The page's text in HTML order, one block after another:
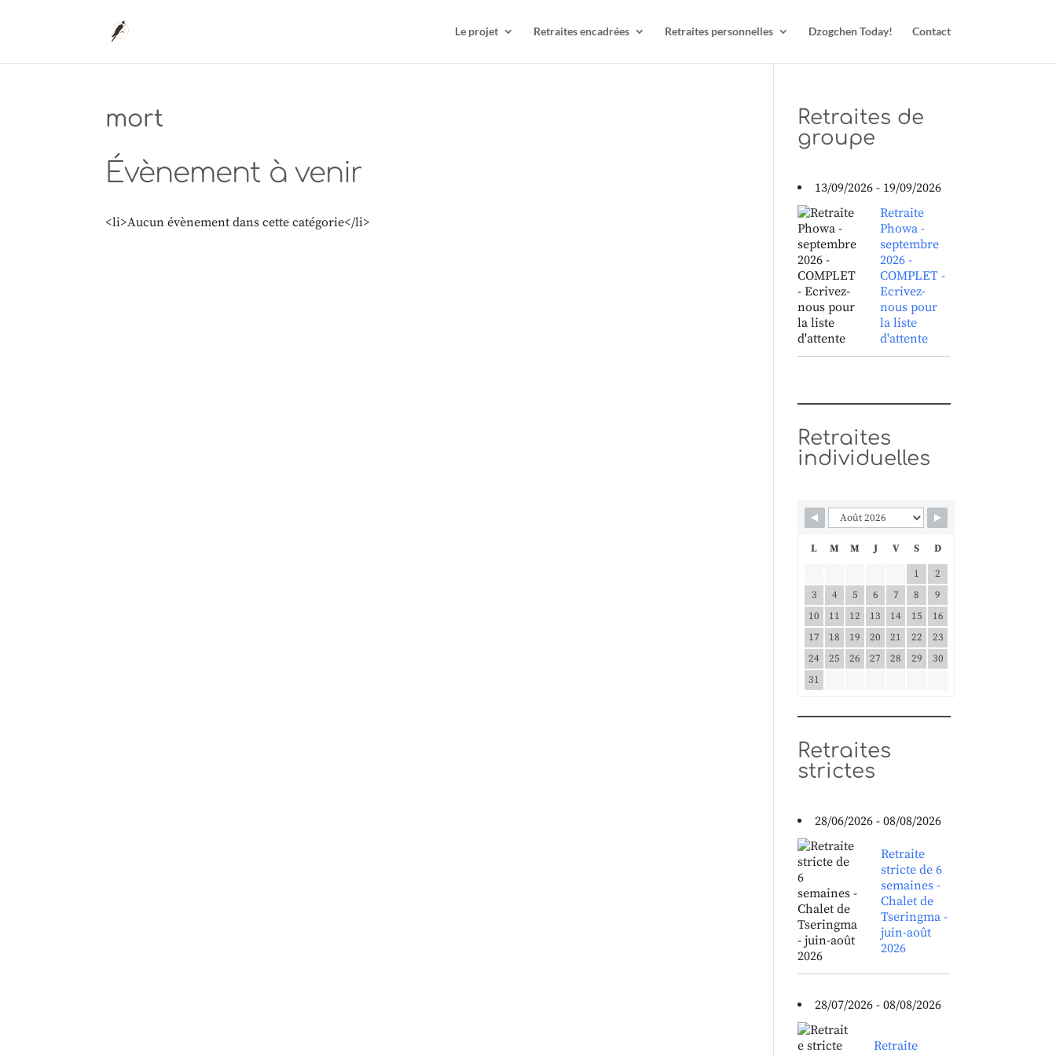
Le projet Retraites encadrées Retraites personnelles Dzogchen Today! Contact
mort
Évènement à venir
<li>Aucun évènement dans cette catégorie</li>
Retraites de
groupe
13/09/2026 - 19/09/2026
Retraite
Phowa -
septembre
2026 -
COMPLET -
Ecrivez-
nous pour
la liste
d'attente
Retraites
individuelles
L M M J V S
D
1
2
3
4 5 6 7 8
9
10
11 12 13 14 15
16
17
18 19 20 21 22
23
24
25 26 27 28 29
30
31
Retraites
strictes
28/06/2026 - 08/08/2026
Retraite
stricte de 6
semaines -
Chalet de
Tseringma -
juin-août
2026
28/07/2026 - 08/08/2026
Retraite